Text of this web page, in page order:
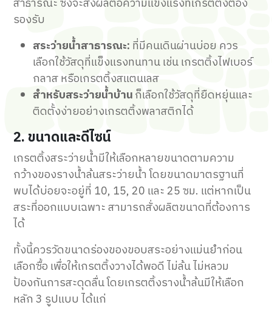
สาธารณะ ซึ่งจะส่งผลต่อความแข็งแรงที่เกรตติ้งต้อง
รองรับ
สระว่ายน้ำสาธารณะ: ที่มีคนเดินผ่านบ่อย ควร
เลือกใช้วัสดุที่แข็งแรงทนทาน เช่น เกรตติ้งไฟเบอร์
กลาส หรือเกรตติ้งสแตนเลส
สำหรับสระว่ายน้ำบ้านก็เลือกใช้วัสดุที่ยืดหยุ่นและ
ติดตั้งง่ายอย่างเกรตติ้งพลาสติกได้
2. ขนาดและดีไซน์
เกรตติ้งสระว่ายน้ำมีให้เลือกหลายขนาดตามความ
กว้างของรางน้ำล้นสระว่ายน้ำ โดยขนาดมาตรฐานที่
พบได้บ่อยจะอยู่ที่ 10, 15, 20 และ 25 ซม. แต่หากเป็น
สระที่ออกแบบเฉพาะ สามารถสั่งผลิตขนาดที่ต้องการ
ได้
ทั้งนี้ควรวัดขนาดร่องของขอบสระอย่างแม่นยำก่อน
เลือกซื้อ เพื่อให้เกรตติ้งวางได้พอดี ไม่ล้น ไม่หลวม
ป้องกันการสะดุดลื่น โดยเกรตติ้งรางน้ำล้นมีให้เลือก
หลัก 3 รูปแบบ ได้แก่